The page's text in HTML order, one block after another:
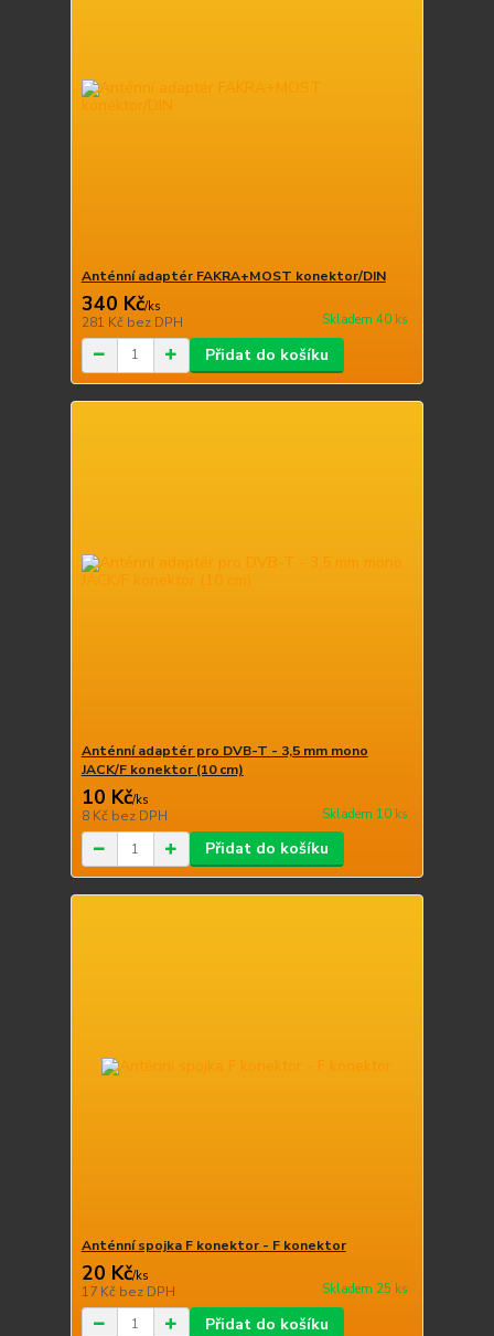
Anténní adaptér FAKRA+MOST konektor/DIN
340 Kč/ks
281 Kč bez DPH Skladem 40 ks
Přidat do košíku
Anténní adaptér pro DVB-T - 3,5 mm mono
JACK/F konektor (10 cm)
10 Kč/ks
8 Kč bez DPH Skladem 10 ks
Přidat do košíku
Anténní spojka F konektor - F konektor
20 Kč/ks
17 Kč bez DPH Skladem 25 ks
Přidat do košíku